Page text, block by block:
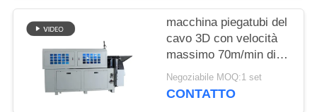
macchina piegatubi del
cavo 3D con velocità
massimo 70m/min di
alimentazione asce di
dieci - di otto asce
Negoziabile MOQ:1 set
CONTATTO